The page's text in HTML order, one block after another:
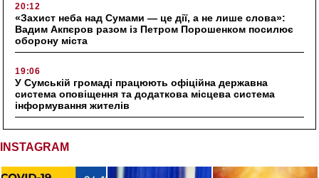
20:12
«Захист неба над Сумами — це дії, а не лише слова»:
Вадим Акпєров разом із Петром Порошенком посилює
оборону міста
19:06
У Сумській громаді працюють офіційна державна
система оповіщення та додаткова місцева система
інформування жителів
INSTAGRAM